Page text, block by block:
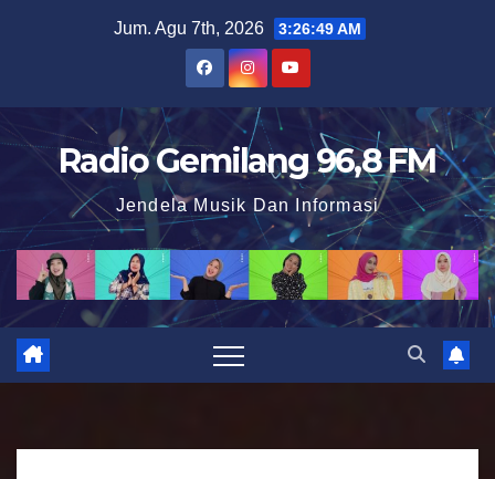
t
o
n
Jum. Agu 7th, 2026 3:26:50 AM
Radio Gemilang 96,8 FM
Jendela Musik Dan Informasi